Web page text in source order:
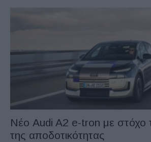
Νέο Audi A2 e-tron με στόχο
της αποδοτικότητας